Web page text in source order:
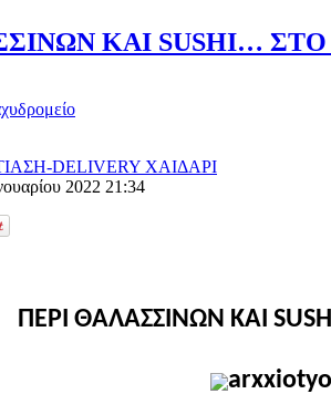
ΚΑΙ SUSHI… ΣΤΟ
DELIVERY ΧΑΙΔΑΡΙ
2022 21:34
ΠΕΡΙ ΘΑΛΑΣΣΙΝΩΝ ΚΑΙ